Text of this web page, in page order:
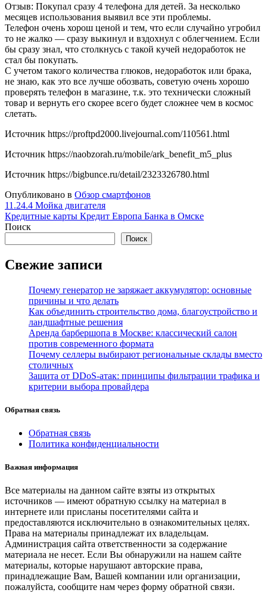
Отзыв: Покупал сразу 4 телефона для детей. За несколько
месяцев использования выявил все эти проблемы.
Телефон очень хорош ценой и тем, что если случайно угробил
то не жалко — сразу выкинул и вздохнул с облегчением. Если
бы сразу знал, что столкнусь с такой кучей недоработок не
стал бы покупать.
С учетом такого количества глюков, недоработок или брака,
не знаю, как это все лучше обозвать, советую очень хорошо
проверять телефон в магазине, т.к. это технически сложный
товар и вернуть его скорее всего будет сложнее чем в космос
слетать.
Источник https://proftpd2000.livejournal.com/110561.html
Источник https://naobzorah.ru/mobile/ark_benefit_m5_plus
Источник https://bigbunce.ru/detail/2323326780.html
Опубликовано в Обзор смартфонов
Навигация
по
11.24.4 Мойка двигателя
Кредитные карты Кредит Европа Банка в Омске
Поиск
Поиск
Свежие записи
Почему генератор не заряжает аккумулятор: основные
причины и что делать
Как объединить строительство дома, благоустройство и
ландшафтные решения
Аренда барбершопа в Москве: классический салон
против современного формата
Почему селлеры выбирают региональные склады вместо
столичных
Защита от DDoS-атак: принципы фильтрации трафика и
критерии выбора провайдера
Обратная связь
Обратная связь
Политика конфиденциальности
Важная информация
Все материалы на данном сайте взяты из открытых
источников — имеют обратную ссылку на материал в
интернете или присланы посетителями сайта и
предоставляются исключительно в ознакомительных целях.
Права на материалы принадлежат их владельцам.
Администрация сайта ответственности за содержание
материала не несет. Если Вы обнаружили на нашем сайте
материалы, которые нарушают авторские права,
принадлежащие Вам, Вашей компании или организации,
пожалуйста, сообщите нам через форму обратной связи.